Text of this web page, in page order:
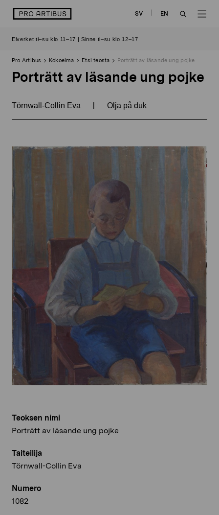
sisältöön
logo SV
EN
Elverket ti–su klo 11–17 | Sinne ti–su klo 12–17
Pro Artibus Kokoelma Etsi teosta Porträtt av läsande ung pojke
Porträtt av läsande ung pojke
Törnwall-Collin Eva | Olja på duk
Teoksen nimi
Porträtt av läsande ung pojke
Taiteilija
Törnwall-Collin Eva
Numero
1082